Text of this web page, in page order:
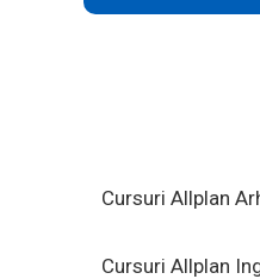
Cursuri Allplan
Cursuri Allplan